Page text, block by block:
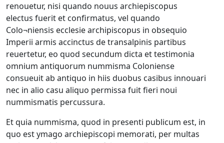
renouetur, nisi quando nouus archiepiscopus
electus fuerit et confirmatus, vel quando
Colo¬niensis ecclesie archipiscopus in obsequio
Imperii armis accinctus de transalpinis partibus
reuertetur, eo quod secundum dicta et testimonia
omnium antiquorum nummisma Coloniense
consueuit ab antiquo in hiis duobus casibus innouari
nec in alio casu aliquo permissa fuit fieri noui
nummismatis percussura.
Et quia nummisma, quod in presenti publicum est, in
quo est ymago archiepiscopi memorati, per multas